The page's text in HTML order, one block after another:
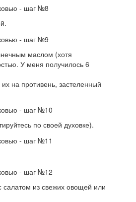
маслом (хотя
У меня получилось 6
на противень, застеленный
по своей духовке).
салатом из свежих овощей или